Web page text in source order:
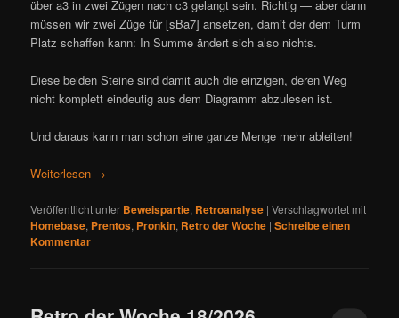
über a3 in zwei Zügen nach c3 gelangt sein. Richtig — aber dann
müssen wir zwei Züge für [sBa7] ansetzen, damit der dem Turm
Platz schaffen kann: In Summe ändert sich also nichts.
Diese beiden Steine sind damit auch die einzigen, deren Weg
nicht komplett eindeutig aus dem Diagramm abzulesen ist.
Und daraus kann man schon eine ganze Menge mehr ableiten!
Weiterlesen →
Veröffentlicht unter Beweispartie, Retroanalyse |Verschlagwortet mit
Homebase, Prentos, Pronkin, Retro der Woche |Schreibe einen
Kommentar